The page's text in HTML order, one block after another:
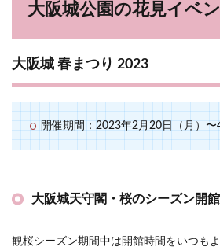
大阪城公園の花見イベ
大阪城 春まつり 2023
開催期間：2023年2月20日（月）〜
大阪城天守閣・桜のシーズン開
観桜シーズン期間中は開館時間をいつも